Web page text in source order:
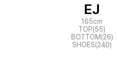
EJ
165cm
TOP(55)
BOTTOM(26)
SHOES(240)